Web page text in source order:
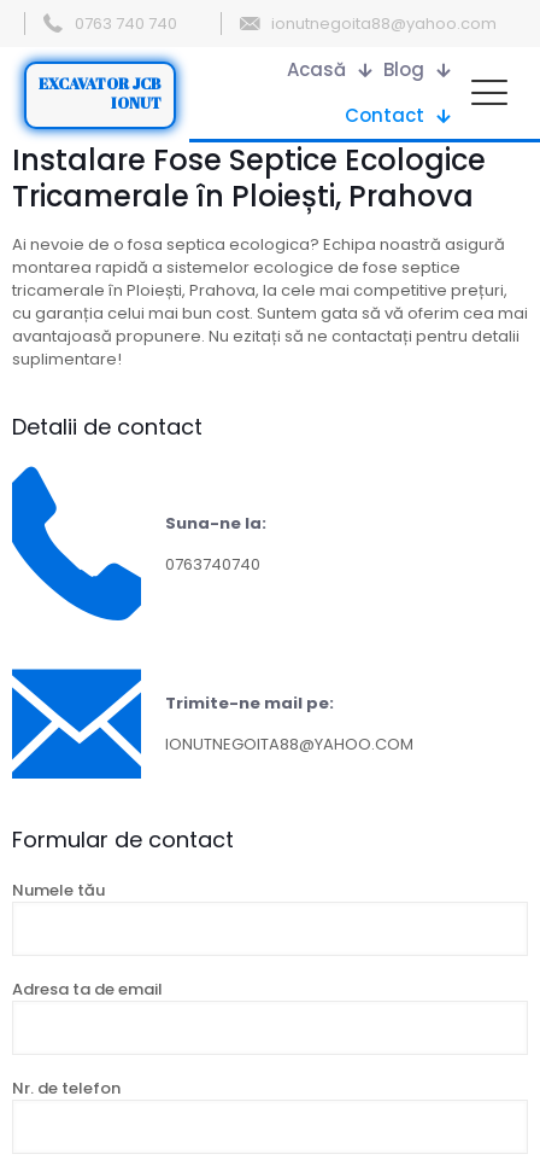
0763 740 740 ionutnegoita88@yahoo.com
EXCAVATOR JCB
IONUT
Acasă
Blog
Contact
Instalare Fose Septice Ecologice
Tricamerale în Ploiești, Prahova
Ai nevoie de o fosa septica ecologica? Echipa noastră asigură
montarea rapidă a sistemelor ecologice de fose septice
tricamerale în Ploiești, Prahova, la cele mai competitive prețuri,
cu garanția celui mai bun cost. Suntem gata să vă oferim cea mai
avantajoasă propunere. Nu ezitați să ne contactați pentru detalii
suplimentare!
Detalii de contact
Suna-ne la:
0763740740
Trimite-ne mail pe:
IONUTNEGOITA88@YAHOO.COM
Formular de contact
Numele tău
Adresa ta de email
Nr. de telefon